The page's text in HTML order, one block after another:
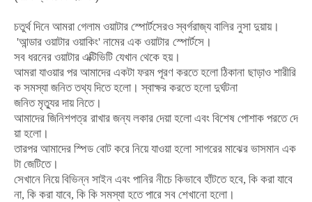
চতুর্থ দিনে আমরা গেলাম ওয়াটার স্পোর্টসেরও স্বর্গরাজ্য বালির নুসা দুয়ায়।
'আন্ডার ওয়াটার ওয়াকিং' নামের এক ওয়াটার স্পোর্টসে।
সব ধরনের ওয়াটার এক্টিভিটি যেখান থেকে হয়।
আমরা যাওয়ার পর আমাদের একটা ফরম পূরণ করতে হলো ঠিকানা ছাড়াও শারীরি
ক সমস্যা জনিত তথ্য দিতে হলো। স্বাক্ষর করতে হলো দুর্ঘটনা
জনিত মৃত্যুর দায় নিতে।
আমাদের জিনিশপত্র রাখার জন্য লকার দেয়া হলো এবং বিশেষ পোশাক পরতে দে
য়া হলো।
তারপর আমাদের স্পিড বোট করে নিয়ে যাওয়া হলো সাগরের মাঝের ভাসমান এক
টা জেটিতে।
সেখানে নিয়ে বিভিন্ন সাইন এবং পানির নীচে কিভাবে হাঁটতে হবে, কি করা যাবে
না, কি করা যাবে, কি কি সমস্যা হতে পারে সব শেখানো হলো।